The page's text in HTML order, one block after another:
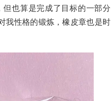
也算是完成了目标的一部分
我性格的锻炼，橡皮章也是时